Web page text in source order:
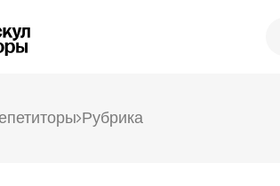
Рубрика